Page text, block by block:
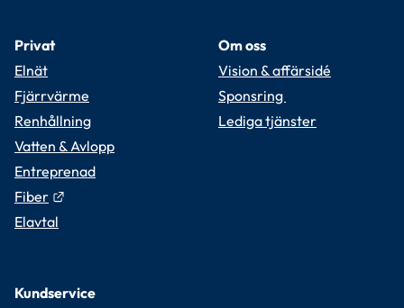
Privat
Elnät
Fjärrvärme
Renhållning
Vatten & Avlopp
Entreprenad
Fiber
Länk till annan webbplats.
Elavtal
Om oss
Vision & affärsidé
Sponsring
Lediga tjänster
Kundservice